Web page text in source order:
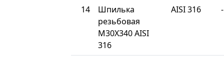
14
Шпилька
резьбовая
М30Х340 AISI
316
AISI 316 -